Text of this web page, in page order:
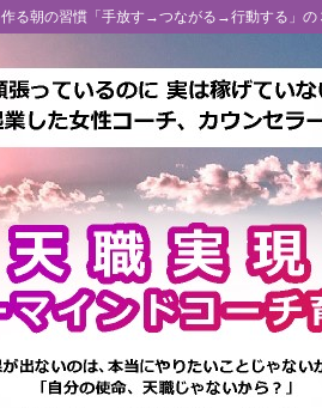
る朝の習慣「手放す→つながる→行動する」の